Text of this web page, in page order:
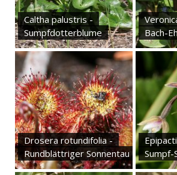
Caltha palustris -
Sumpfdotterblume
Bach-
Drosera rotundifolia -
Rundblättriger Sonnentau